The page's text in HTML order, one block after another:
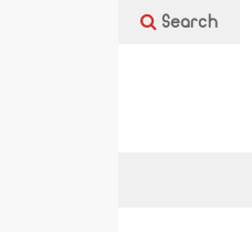
Search